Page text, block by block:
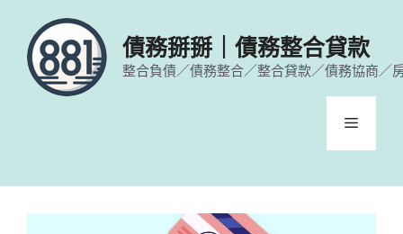
債務掰掰｜債務整合貸款
整合負債／債務整合／整合貸款／債務協商／
選